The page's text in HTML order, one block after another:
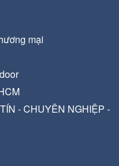
mại
- CHUYÊN NGHIỆP -